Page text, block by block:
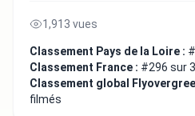
1,913 vues
Classement Pays de la Loire :
Classement France : #296 sur
Classement global
filmés